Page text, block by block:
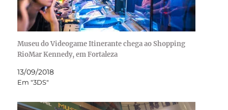
​Museu do Videogame Itinerante chega ao Shopping
RioMar Kennedy, em Fortaleza
13/09/2018
Em "3DS"